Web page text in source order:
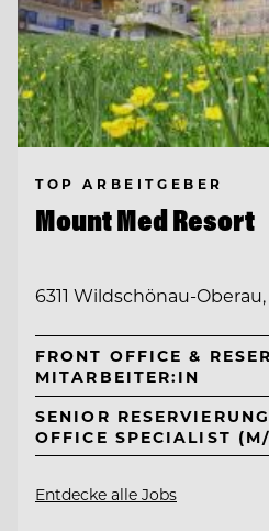
TOP ARBEITGEBER
Mount Med Resort
6311 Wildschönau-
FRONT OFFICE &
MITARBEITER:IN
SENIOR
OFFICE SPECIALIST
Entdecke alle Jobs